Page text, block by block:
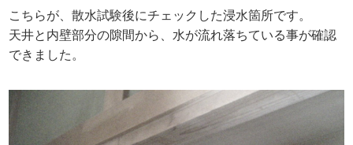
こちらが、散水試験後にチェックした浸水箇所です。
天井と内壁部分の隙間から、水が流れ落ちている事が確認
できました。